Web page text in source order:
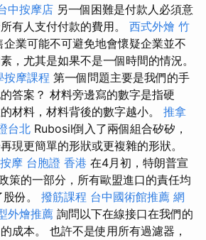
中按摩店 另一個困難是付款人必須意
有人支付付款的費用。 西式外燴 竹
企業可能不可避免地會懷疑企業並不
，尤其是如果不是一個時間的情況。
按摩課程 第一個問題主要是我們的手
答案？ 材料旁邊寫的數字是指硬
材料，材料背後的數字越小。 推拿
台北 Rubosil倒入了兩個組合矽矽，
現更簡單的形狀或更複雜的形狀。
摩 台胞證 香港 在4月初，特朗普宣
策的一部分，所有歐盟進口的責任均
份。 撥筋課程 台中國術館推薦 網
外燴推薦 詢問以下在線接口在我們的
成本。 也許不是使用所有過濾器，